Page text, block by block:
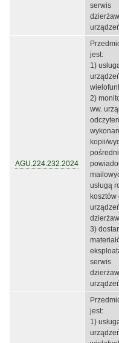
serwis
AGU.224.232.2024
jest:
1)
2)
ww.
kopii/
usługą
kosztów
3)
serwis
jest:
1)